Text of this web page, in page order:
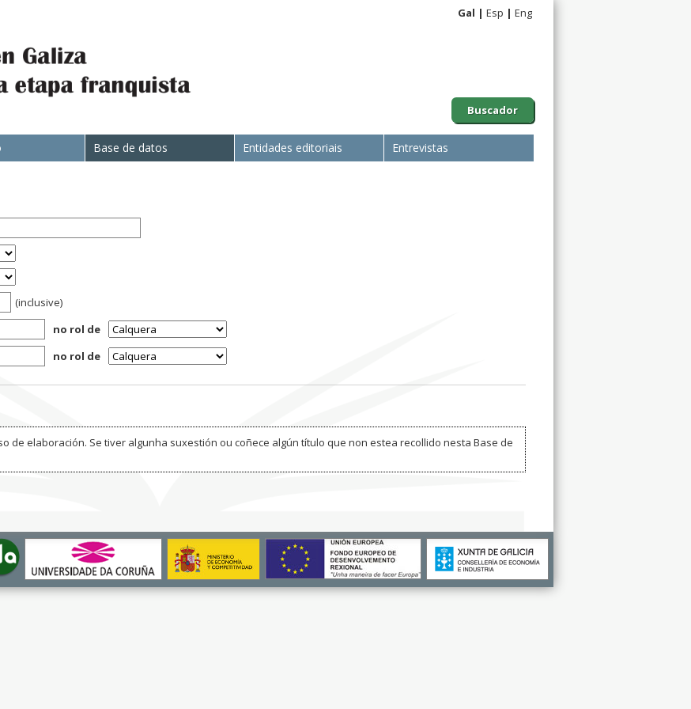
Buscador
Gal Esp Eng
Base de datos Entidades editoriais Entrevistas
(inclusive)
no rol de
no rol de
de elaboración. Se tiver algunha suxestión ou coñece algún título que non estea recollido nesta Base de